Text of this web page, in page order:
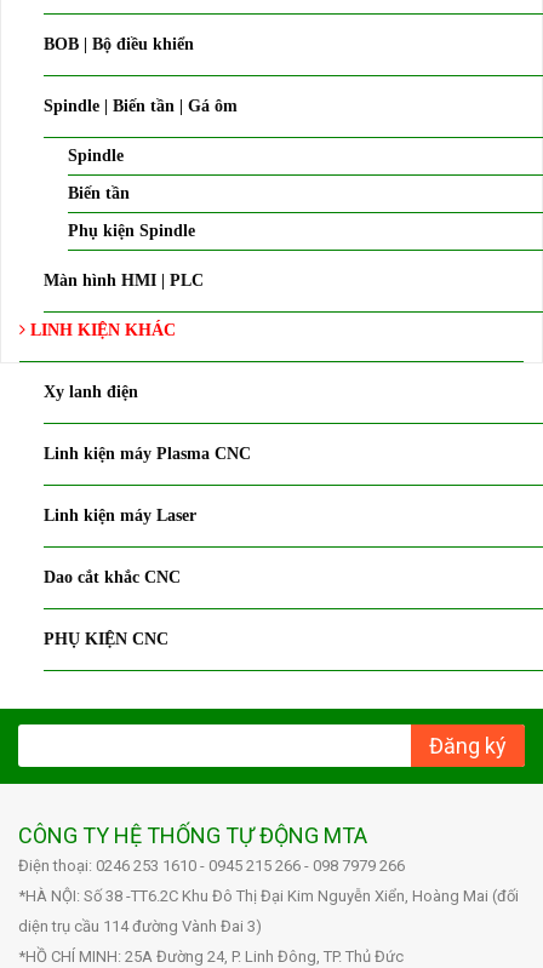
BOB | Bộ điều khiển
Spindle | Biến tần | Gá ôm
Spindle
Biến tần
Phụ kiện Spindle
Màn hình HMI | PLC
LINH KIỆN KHÁC
Xy lanh điện
Linh kiện máy Plasma CNC
Linh kiện máy Laser
Dao cắt khắc CNC
PHỤ KIỆN CNC
Đăng ký
CÔNG TY HỆ THỐNG TỰ ĐỘNG MTA
Điện thoại: 0246 253 1610 - 0945 215 266 - 098 7979 266
*HÀ NỘI: Số 38 -TT6.2C Khu Đô Thị Đại Kim Nguyễn Xiển, Hoàng Mai (đối
diện trụ cầu 114 đường Vành Đai 3)
*HỒ CHÍ MINH: 25A Đường 24, P. Linh Đông, TP. Thủ Đức